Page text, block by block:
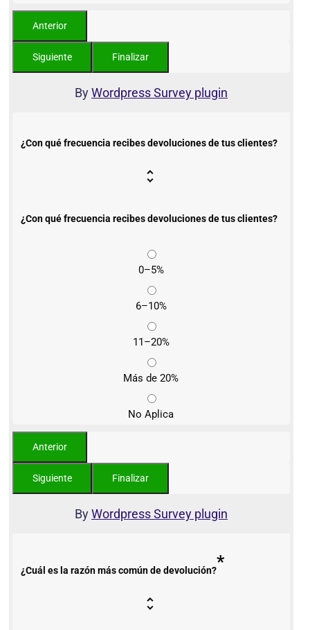
ByWordpress Survey plugin
¿Con qué frecuencia recibes devoluciones de tus clientes?
¿Con qué frecuencia recibes devoluciones de tus clientes?
0–5%
6–10%
11–20%
Más de 20%
No Aplica
ByWordpress Survey plugin
¿Cuál es la razón más común de devolución?*